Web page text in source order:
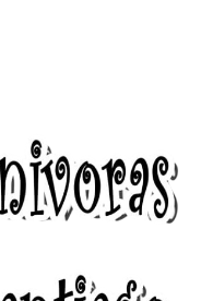
🍄
matan o previenen
los cuales
llegar a dañar o